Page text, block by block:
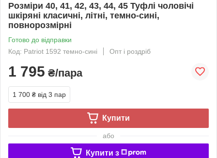
Розміри 40, 41, 42, 43, 44, 45 Туфлі чоловічі
шкіряні класичні, літні, темно-сині,
повнорозмірні
Готово до відправки
Код: Patriot 1592 темно-сині
Опт і роздріб
1 795 ₴/пара
1 700 ₴ від 3 пар
Купити
або
Купити з